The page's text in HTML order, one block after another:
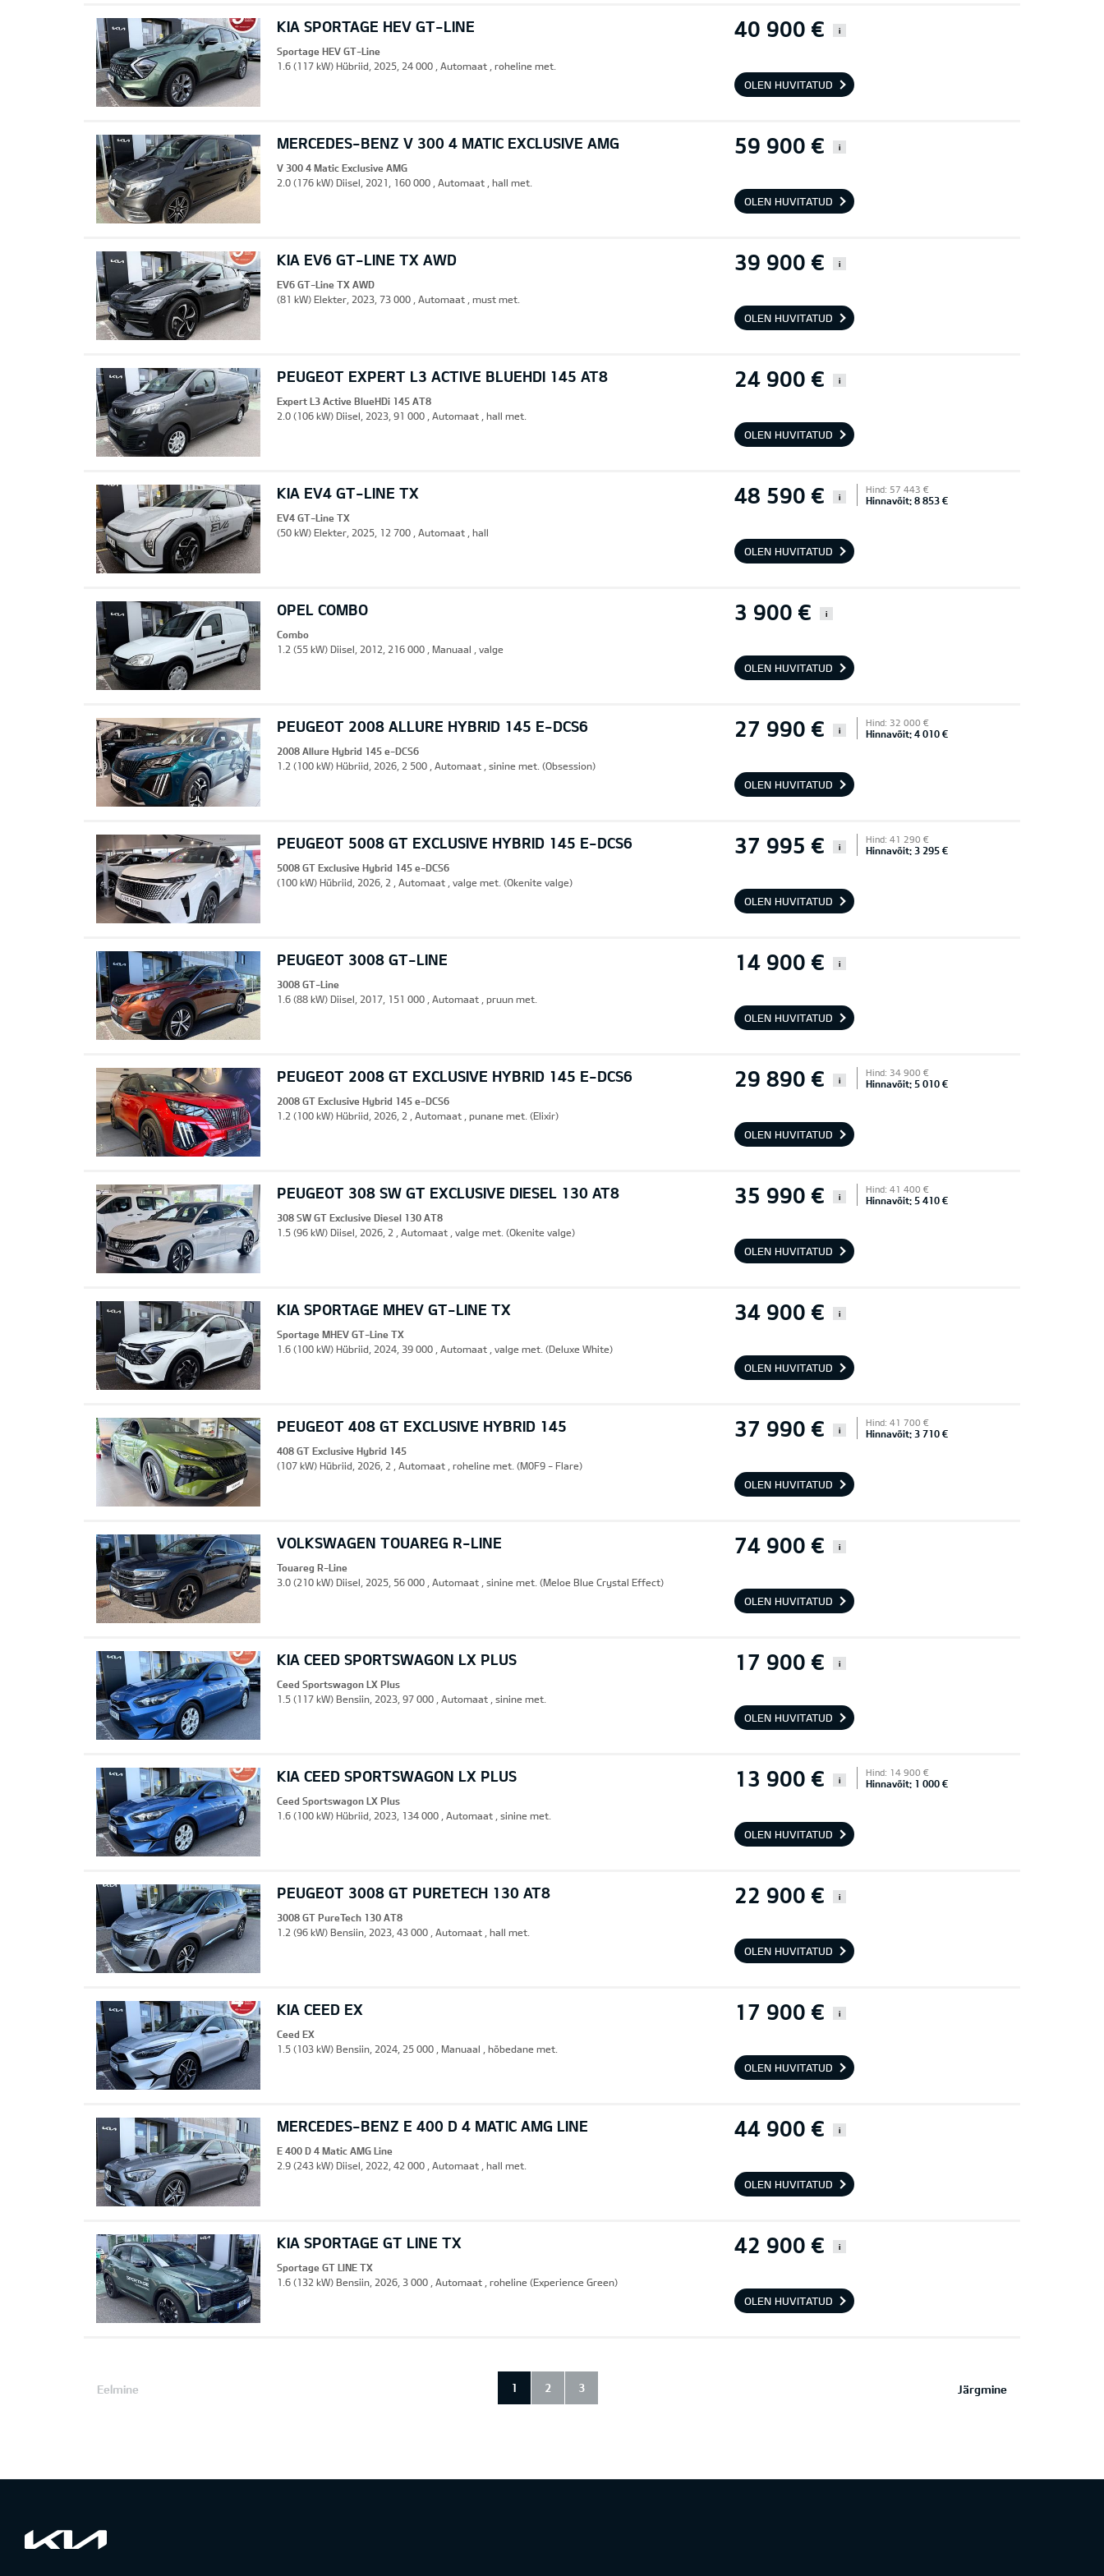
KIA SPORTAGE HEV GT-LINE 40 900 € i
Sportage HEV GT-Line
1.6 (117 kW) Hübriid, 2025, 24 000 , Automaat , roheline met.
OLEN HUVITATUD
MERCEDES-BENZ V 300 4 MATIC EXCLUSIVE AMG 59 900 € i
V 300 4 Matic Exclusive AMG
2.0 (176 kW) Diisel, 2021, 160 000 , Automaat , hall met.
OLEN HUVITATUD
KIA EV6 GT-LINE TX AWD 39 900 € i
EV6 GT-Line TX AWD
(81 kW) Elekter, 2023, 73 000 , Automaat , must met.
OLEN HUVITATUD
PEUGEOT EXPERT L3 ACTIVE BLUEHDI 145 AT8 24 900 € i
Expert L3 Active BlueHDi 145 AT8
2.0 (106 kW) Diisel, 2023, 91 000 , Automaat , hall met.
OLEN HUVITATUD
KIA EV4 GT-LINE TX 48 590 € i
Hind: 57 443 €
Hinnavõit: 8 853 €
EV4 GT-Line TX
(50 kW) Elekter, 2025, 12 700 , Automaat , hall
OLEN HUVITATUD
OPEL COMBO 3 900 € i
Combo
1.2 (55 kW) Diisel, 2012, 216 000 , Manuaal , valge
OLEN HUVITATUD
PEUGEOT 2008 ALLURE HYBRID 145 E-DCS6 27 990 € i
Hind: 32 000 €
Hinnavõit: 4 010 €
2008 Allure Hybrid 145 e-DCS6
1.2 (100 kW) Hübriid, 2026, 2 500 , Automaat , sinine met. (Obsession)
OLEN HUVITATUD
PEUGEOT 5008 GT EXCLUSIVE HYBRID 145 E-DCS6 37 995 € i
Hind: 41 290 €
Hinnavõit: 3 295 €
5008 GT Exclusive Hybrid 145 e-DCS6
(100 kW) Hübriid, 2026, 2 , Automaat , valge met. (Okenite valge)
OLEN HUVITATUD
PEUGEOT 3008 GT-LINE 14 900 € i
3008 GT-Line
1.6 (88 kW) Diisel, 2017, 151 000 , Automaat , pruun met.
OLEN HUVITATUD
PEUGEOT 2008 GT EXCLUSIVE HYBRID 145 E-DCS6 29 890 € i
Hind: 34 900 €
Hinnavõit: 5 010 €
2008 GT Exclusive Hybrid 145 e-DCS6
1.2 (100 kW) Hübriid, 2026, 2 , Automaat , punane met. (Elixir)
OLEN HUVITATUD
PEUGEOT 308 SW GT EXCLUSIVE DIESEL 130 AT8 35 990 € i
Hind: 41 400 €
Hinnavõit: 5 410 €
308 SW GT Exclusive Diesel 130 AT8
1.5 (96 kW) Diisel, 2026, 2 , Automaat , valge met. (Okenite valge)
OLEN HUVITATUD
KIA SPORTAGE MHEV GT-LINE TX 34 900 € i
Sportage MHEV GT-Line TX
1.6 (100 kW) Hübriid, 2024, 39 000 , Automaat , valge met. (Deluxe White)
OLEN HUVITATUD
PEUGEOT 408 GT EXCLUSIVE HYBRID 145 37 990 € i
Hind: 41 700 €
Hinnavõit: 3 710 €
408 GT Exclusive Hybrid 145
(107 kW) Hübriid, 2026, 2 , Automaat , roheline met. (M0F9 - Flare)
OLEN HUVITATUD
VOLKSWAGEN TOUAREG R-LINE 74 900 € i
Touareg R-Line
3.0 (210 kW) Diisel, 2025, 56 000 , Automaat , sinine met. (Meloe Blue Crystal Effect)
OLEN HUVITATUD
KIA CEED SPORTSWAGON LX PLUS 17 900 € i
Ceed Sportswagon LX Plus
1.5 (117 kW) Bensiin, 2023, 97 000 , Automaat , sinine met.
OLEN HUVITATUD
KIA CEED SPORTSWAGON LX PLUS 13 900 € i
Hind: 14 900 €
Hinnavõit: 1 000 €
Ceed Sportswagon LX Plus
1.6 (100 kW) Hübriid, 2023, 134 000 , Automaat , sinine met.
OLEN HUVITATUD
PEUGEOT 3008 GT PURETECH 130 AT8 22 900 € i
3008 GT PureTech 130 AT8
1.2 (96 kW) Bensiin, 2023, 43 000 , Automaat , hall met.
OLEN HUVITATUD
KIA CEED EX 17 900 € i
Ceed EX
1.5 (103 kW) Bensiin, 2024, 25 000 , Manuaal , hõbedane met.
OLEN HUVITATUD
MERCEDES-BENZ E 400 D 4 MATIC AMG LINE 44 900 € i
E 400 D 4 Matic AMG Line
2.9 (243 kW) Diisel, 2022, 42 000 , Automaat , hall met.
OLEN HUVITATUD
KIA SPORTAGE GT LINE TX 42 900 € i
Sportage GT LINE TX
1.6 (132 kW) Bensiin, 2026, 3 000 , Automaat , roheline (Experience Green)
OLEN HUVITATUD
Eelmine Järgmine
1 2 3